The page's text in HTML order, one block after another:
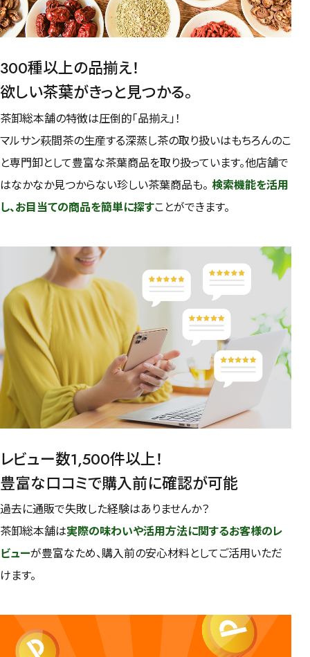
50g 100g 500g 1000g
300種以上の品揃え！
欲しい茶葉がきっと見つかる。
茶卸総本舗の特徴は圧倒的「品揃え」！
マルサン萩間茶の生産する深蒸し茶の取り扱いはもちろんのこ
と専門卸として豊富な茶葉商品を取り扱っています。他店舗で
はなかなか見つからない珍しい茶葉商品も。 検索機能を活用
し、お目当ての商品を簡単に探すことができます。
レビュー数1,500件以上！
豊富な口コミで購入前に確認が可能
過去に通販で失敗した経験はありませんか？
茶卸総本舗は実際の味わいや活用方法に関するお客様のレ
ビューが豊富なため、購入前の安心材料としてご活用いただ
けます。